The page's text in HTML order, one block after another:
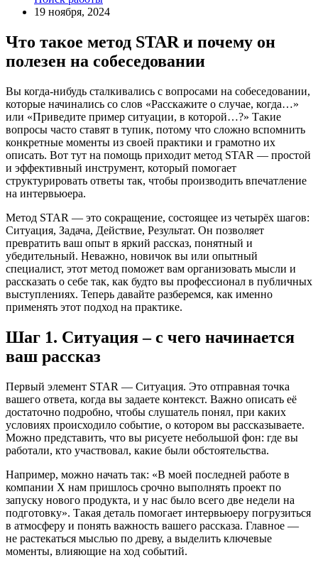
19 ноября, 2024
Что такое метод STAR и почему он
полезен на собеседовании
Вы когда-нибудь сталкивались с вопросами на собеседовании,
которые начинались со слов «Расскажите о случае, когда…»
или «Приведите пример ситуации, в которой…?» Такие
вопросы часто ставят в тупик, потому что сложно вспомнить
конкретные моменты из своей практики и грамотно их
описать. Вот тут на помощь приходит метод STAR — простой
и эффективный инструмент, который помогает
структурировать ответы так, чтобы производить впечатление
на интервьюера.
Метод STAR — это сокращение, состоящее из четырёх шагов:
Ситуация, Задача, Действие, Результат. Он позволяет
превратить ваш опыт в яркий рассказ, понятный и
убедительный. Неважно, новичок вы или опытный
специалист, этот метод поможет вам организовать мысли и
рассказать о себе так, как будто вы профессионал в публичных
выступлениях. Теперь давайте разберемся, как именно
применять этот подход на практике.
Шаг 1. Ситуация – с чего начинается
ваш рассказ
Первый элемент STAR — Ситуация. Это отправная точка
вашего ответа, когда вы задаете контекст. Важно описать её
достаточно подробно, чтобы слушатель понял, при каких
условиях происходило событие, о котором вы рассказываете.
Можно представить, что вы рисуете небольшой фон: где вы
работали, кто участвовал, какие были обстоятельства.
Например, можно начать так: «В моей последней работе в
компании X нам пришлось срочно выполнять проект по
запуску нового продукта, и у нас было всего две недели на
подготовку». Такая деталь помогает интервьюеру погрузиться
в атмосферу и понять важность вашего рассказа. Главное —
не растекаться мыслью по древу, а выделить ключевые
моменты, влияющие на ход событий.